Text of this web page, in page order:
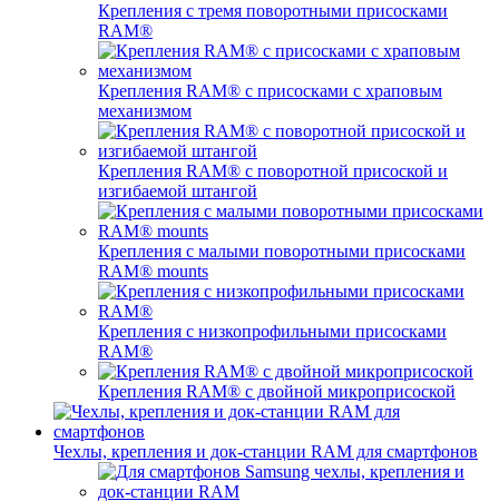
Крепления с тремя поворотными присосками
RAM®
Крепления RAM® с присосками с храповым
механизмом
Крепления RAM® с поворотной присоской и
изгибаемой штангой
Крепления с малыми поворотными присосками
RAM® mounts
Крепления с низкопрофильными присосками
RAM®
Крепления RAM® с двойной микроприсоской
Чехлы, крепления и док-станции RAM для смартфонов